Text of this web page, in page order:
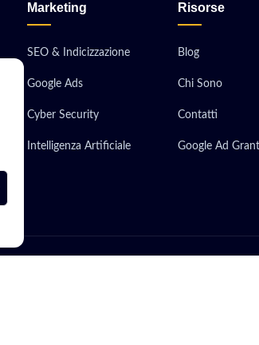
Marketing
SEO & Indicizzazione
Google Ads
Cyber Security
Intelligenza Artificiale
Risorse
Blog
Chi Sono
Contatti
Google Ad